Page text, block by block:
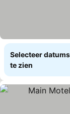
Selecteer
te zien